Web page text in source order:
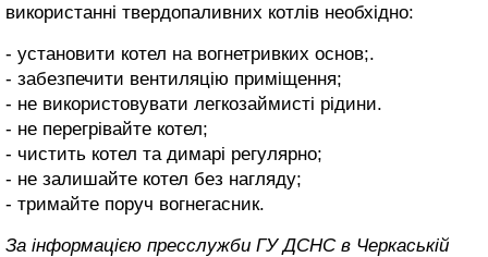
використанні твердопаливних котлів необхідно:
- установити котел на вогнетривких основ;.
- забезпечити вентиляцію приміщення;
- не використовувати легкозаймисті рідини.
- не перегрівайте котел;
- чистить котел та димарі регулярно;
- не залишайте котел без нагляду;
- тримайте поруч вогнегасник.
За інформацією пресслужби ГУ ДСНС в Черкаській